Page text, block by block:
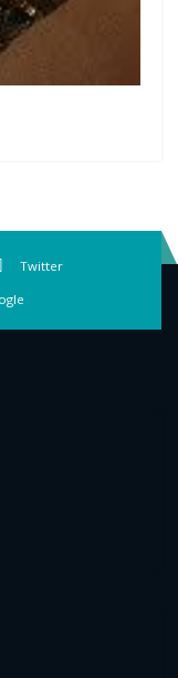
Twitter